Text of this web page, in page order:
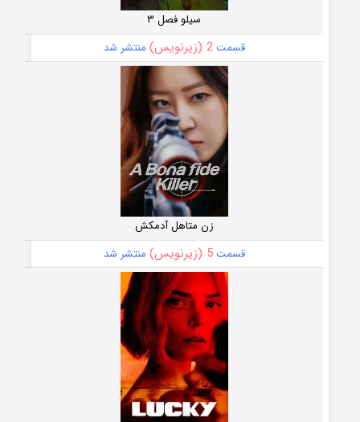
سیلو فصل ۳
قسمت2 (زیرنویس) منتشر شد
زن متاهل آدمکش
قسمت5 (زیرنویس) منتشر شد